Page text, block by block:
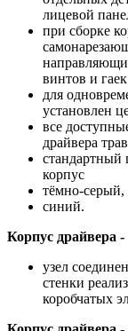
лицевой
при сборке
винтов и
для
установлен
все
драйвера
стандартный
корпус
тёмно-
синий.
Корпус драйвера
узел
стенки
коробчатых